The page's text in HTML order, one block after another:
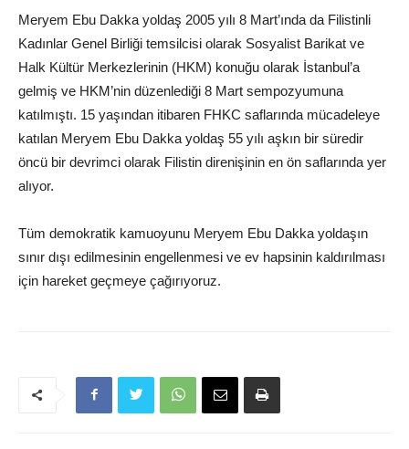
Meryem Ebu Dakka yoldaş 2005 yılı 8 Mart’ında da Filistinli
Kadınlar Genel Birliği temsilcisi olarak Sosyalist Barikat ve
Halk Kültür Merkezlerinin (HKM) konuğu olarak İstanbul’a
gelmiş ve HKM’nin düzenlediği 8 Mart sempozyumuna
katılmıştı. 15 yaşından itibaren FHKC saflarında mücadeleye
katılan Meryem Ebu Dakka yoldaş 55 yılı aşkın bir süredir
öncü bir devrimci olarak Filistin direnişinin en ön saflarında yer
alıyor.
Tüm demokratik kamuoyunu Meryem Ebu Dakka yoldaşın
sınır dışı edilmesinin engellenmesi ve ev hapsinin kaldırılması
için hareket geçmeye çağırıyoruz.